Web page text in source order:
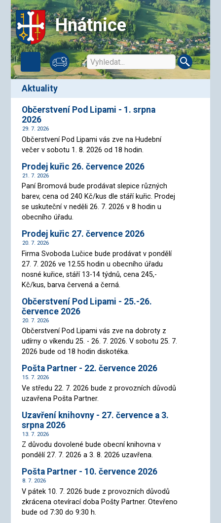
Hnátnice
aktuality
Občerstvení Pod Lipami - 1. srpna
2026
29. 7. 2026
Občerstvení Pod Lipami vás zve na Hudební
večer v sobotu 1. 8. 2026 od 18 hodin.
Prodej kuřic 26. července 2026
21. 7. 2026
Paní Bromová bude prodávat slepice různých
barev, cena od 240 Kč/kus dle stáří kuřic. Prodej
se uskuteční v neděli 26. 7. 2026 v 8 hodin u
obecního úřadu.
Prodej kuřic 27. července 2026
20. 7. 2026
Firma Svoboda Lučice bude prodávat v pondělí
27. 7. 2026 ve 12.55 hodin u obecního úřadu
nosné kuřice, stáří 13-14 týdnů, cena 245,-
Kč/kus, barva červená a černá.
Občerstvení Pod Lipami - 25.-26.
července 2026
20. 7. 2026
Občerstvení Pod Lipami vás zve na dobroty z
udírny o víkendu 25. - 26. 7. 2026. V sobotu 25. 7.
2026 bude od 18 hodin diskotéka.
Pošta Partner - 22. července 2026
15. 7. 2026
Ve středu 22. 7. 2026 bude z provozních důvodů
uzavřena Pošta Partner.
Uzavření knihovny - 27. července a 3.
srpna 2026
13. 7. 2026
Z důvodu dovolené bude obecní knihovna v
pondělí 27. 7. 2026 a 3. 8. 2026 uzavřena.
Pošta Partner - 10. července 2026
8. 7. 2026
V pátek 10. 7. 2026 bude z provozních důvodů
zkrácena otevírací doba Pošty Partner. Otevřeno
bude od 7:30 do 9:30 h.